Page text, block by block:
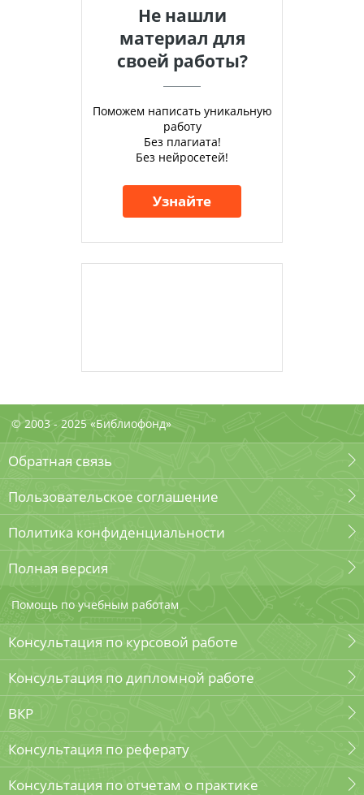
Не нашли
материал для
своей работы?
Поможем написать уникальную
работу
Без плагиата!
Без нейросетей!
Узнайте
© 2003 - 2025 «Библиофонд»
Обратная связь
Пользовательское соглашение
Политика конфиденциальности
Полная версия
Помощь по учебным работам
Консультация по курсовой работе
Консультация по дипломной работе
ВКР
Консультация по реферату
Консультация по отчетам о практике